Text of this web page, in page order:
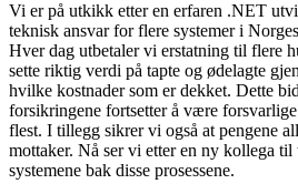
Vi er på utkikk etter en erfaren .NET
teknisk ansvar for flere systemer i
Hver dag utbetaler vi erstatning til flere
sette riktig verdi på tapte og ødelagte
hvilke kostnader som er dekket. Dette
forsikringene fortsetter å være
flest. I tillegg sikrer vi også at pengene
mottaker. Nå ser vi etter en ny kollega til
systemene bak disse prosessene.